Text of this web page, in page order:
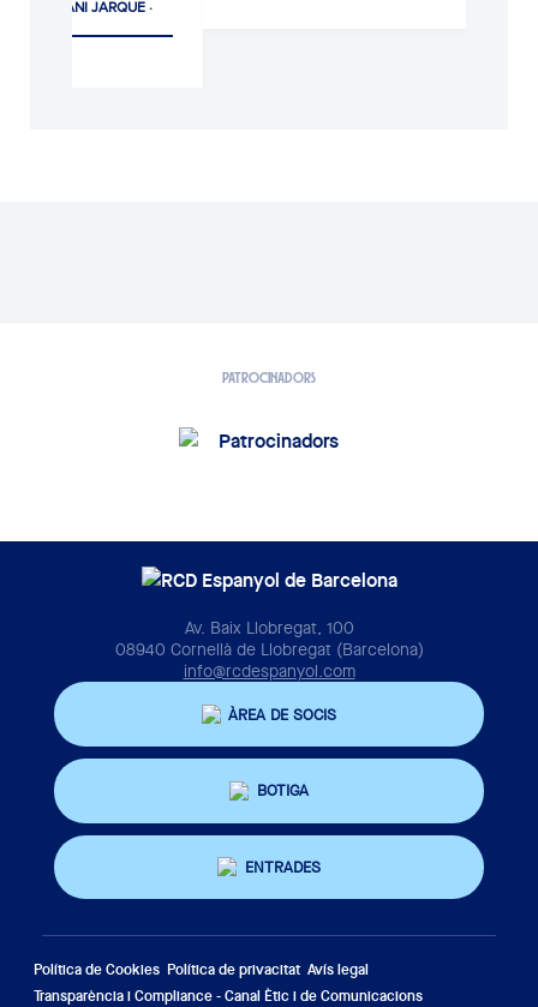
DANI JARQUE ·
PATROCINADORS
Av. Baix Llobregat, 100
08940 Cornellà de Llobregat (Barcelona)
info@rcdespanyol.com
ÀREA DE SOCIS
BOTIGA
ENTRADES
Política de Cookies Política de privacitat Avís legal
Transparència i Compliance - Canal Ètic i de Comunicacions